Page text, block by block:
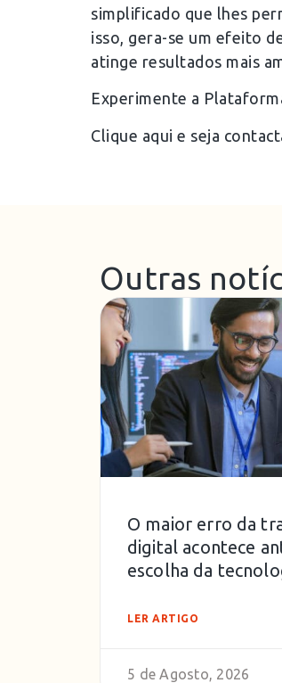
simplificado que lhes
isso, gera-se um efeito
atinge resultados mais
Experimente a
Clique aqui e seja
Outras
O maior erro da
digital acontece
escolha da
LER ARTIGO
5 de Agosto, 2026